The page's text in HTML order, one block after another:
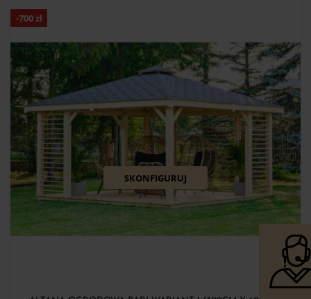
-700zł
SKONFIGURUJ